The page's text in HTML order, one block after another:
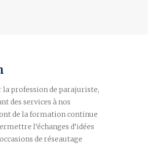
profession de parajuriste,
des services à nos
de la formation continue
l’échanges d’idées
de réseautage